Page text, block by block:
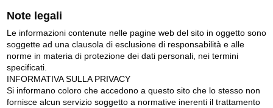
Note legali
Le informazioni contenute nelle pagine web del sito in oggetto sono
soggette ad una clausola di esclusione di responsabilità e alle
norme in materia di protezione dei dati personali, nei termini
specificati.
INFORMATIVA SULLA PRIVACY
Si informano coloro che accedono a questo sito che lo stesso non
fornisce alcun servizio soggetto a normative inerenti il trattamento